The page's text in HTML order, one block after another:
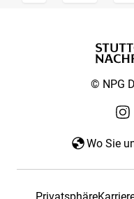
© NPG
Wo Sie
Privatsphäre